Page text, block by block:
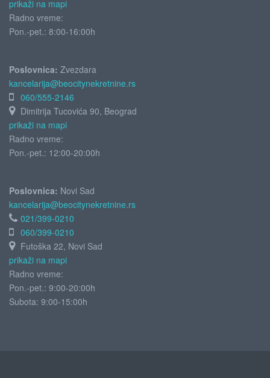
prikaži na mapi
Radno vreme:
Pon.-pet.: 8:00-16:00h
Poslovnica: Zvezdara
kancelarija@beocitynekretnine.rs
060/555-2146
Dimitrija Tucovića 90, Beograd
prikaži na mapi
Radno vreme:
Pon.-pet.: 12:00-20:00h
Poslovnica: Novi Sad
kancelarija@beocitynekretnine.rs
021/399-0210
060/399-0210
Futoška 22, Novi Sad
prikaži na mapi
Radno vreme:
Pon.-pet.: 9:00-20:00h
Subota: 9:00-15:00h